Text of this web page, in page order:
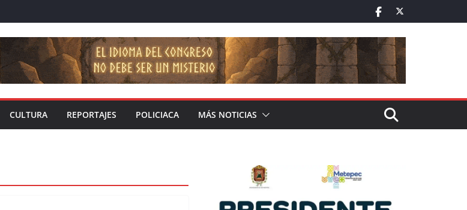
CULTURA REPORTAJES POLICIACA MÁS NOTICIAS